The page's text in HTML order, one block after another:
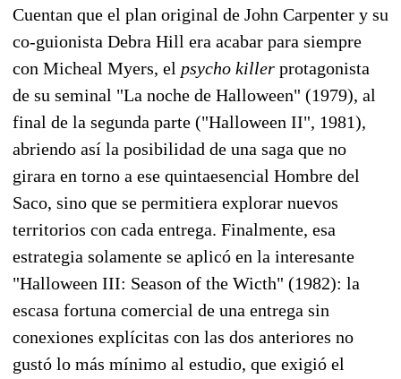
Cuentan que el plan original de John Carpenter y su
co-guionista Debra Hill era acabar para siempre
con Micheal Myers, el psycho killer protagonista
de su seminal "La noche de Halloween" (1979), al
final de la segunda parte ("Halloween II", 1981),
abriendo así la posibilidad de una saga que no
girara en torno a ese quintaesencial Hombre del
Saco, sino que se permitiera explorar nuevos
territorios con cada entrega. Finalmente, esa
estrategia solamente se aplicó en la interesante
"Halloween III: Season of the Wicth" (1982): la
escasa fortuna comercial de una entrega sin
conexiones explícitas con las dos anteriores no
gustó lo más mínimo al estudio, que exigió el